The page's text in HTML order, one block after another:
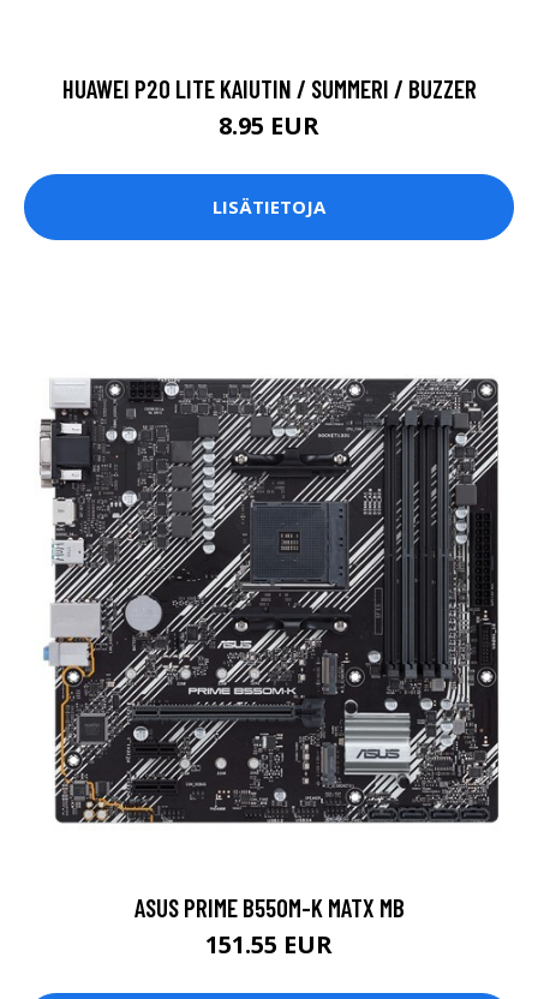
HUAWEI P20 LITE KAIUTIN / SUMMERI / BUZZER
8.95 EUR
LISÄTIETOJA
ASUS PRIME B550M-K MATX MB
151.55 EUR